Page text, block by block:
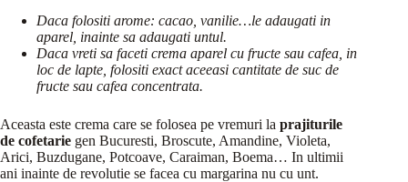
Daca folositi arome: cacao, vanilie…le adaugati in
aparel, inainte sa adaugati untul.
Daca vreti sa faceti crema aparel cu fructe sau cafea, in
loc de lapte, folositi exact aceeasi cantitate de suc de
fructe sau cafea concentrata.
Aceasta este crema care se folosea pe vremuri la prajiturile
de cofetarie gen Bucuresti, Broscute, Amandine, Violeta,
Arici, Buzdugane, Potcoave, Caraiman, Boema… In ultimii
ani inainte de revolutie se facea cu margarina nu cu unt.